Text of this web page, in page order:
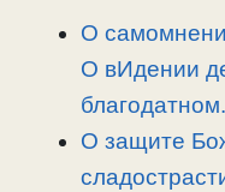
О
О вИдении
благодатном.
О защите